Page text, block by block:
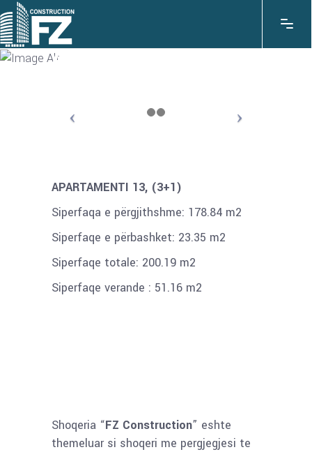
APARTAMENTI 13
APARTAMENTI 13, (3+1)
Siperfaqa e përgjithshme: 178.84 m2
Siperfaqe e përbashket: 23.35 m2
Siperfaqe totale: 200.19 m2
Siperfaqe verande : 51.16 m2
Shoqeria “FZ Construction” eshte
themeluar si shoqeri me pergjegjesi te